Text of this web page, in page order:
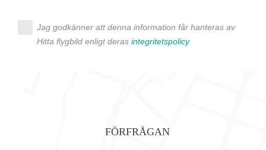
Jag godkänner att denna information får hanteras av
Hitta flygbild enligt deras integritetspolicy
FÖRFRÅGAN